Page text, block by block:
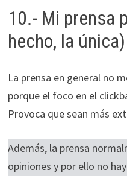
10.- Mi prensa
hecho, la única)
La prensa en general no
porque el foco en el
Provoca que sean más
Además, la prensa
opiniones y por ello no